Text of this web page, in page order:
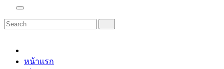
หน้าแรก